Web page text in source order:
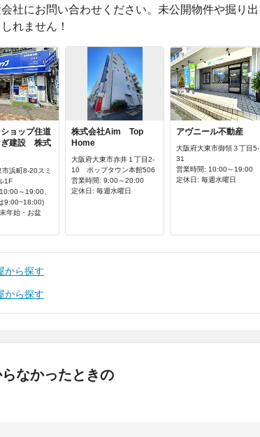
社にお問い合わせください。未公開物件や掘り出
れません！
ョップ住道
建設 株式
浜町8-20スミ
1F
～19:00、
9:00~18:00)
年始・お盆
株式会社Aim Top
Home
大阪府大東市赤井１丁目2-
10 ポップタウン本館506
営業時間: 9:00～20:00
定休日: 毎週水曜日
アヴニール不動産
大阪府大東市御領３丁目5-
31
営業時間: 10:00～19:00
定休日: 毎週水曜日
から探す
から探す
なかったときの